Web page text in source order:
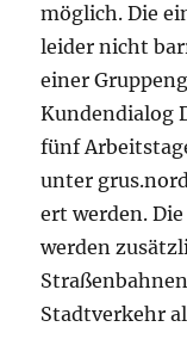
möglich. Die
leider nicht
einer
Kundendialog
fünf
unter
ert werden.
werden
Stadtverkehr